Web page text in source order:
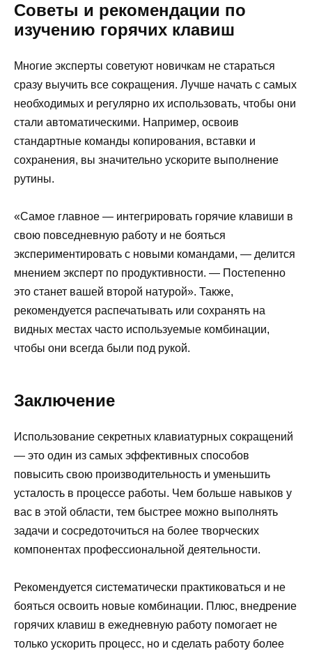
Советы и рекомендации по
изучению горячих клавиш
Многие эксперты советуют новичкам не стараться
сразу выучить все сокращения. Лучше начать с самых
необходимых и регулярно их использовать, чтобы они
стали автоматическими. Например, освоив
стандартные команды копирования, вставки и
сохранения, вы значительно ускорите выполнение
рутины.
«Самое главное — интегрировать горячие клавиши в
свою повседневную работу и не бояться
экспериментировать с новыми командами, — делится
мнением эксперт по продуктивности. — Постепенно
это станет вашей второй натурой». Также,
рекомендуется распечатывать или сохранять на
видных местах часто используемые комбинации,
чтобы они всегда были под рукой.
Заключение
Использование секретных клавиатурных сокращений
— это один из самых эффективных способов
повысить свою производительность и уменьшить
усталость в процессе работы. Чем больше навыков у
вас в этой области, тем быстрее можно выполнять
задачи и сосредоточиться на более творческих
компонентах профессиональной деятельности.
Рекомендуется систематически практиковаться и не
бояться освоить новые комбинации. Плюс, внедрение
горячих клавиш в ежедневную работу помогает не
только ускорить процесс, но и сделать работу более